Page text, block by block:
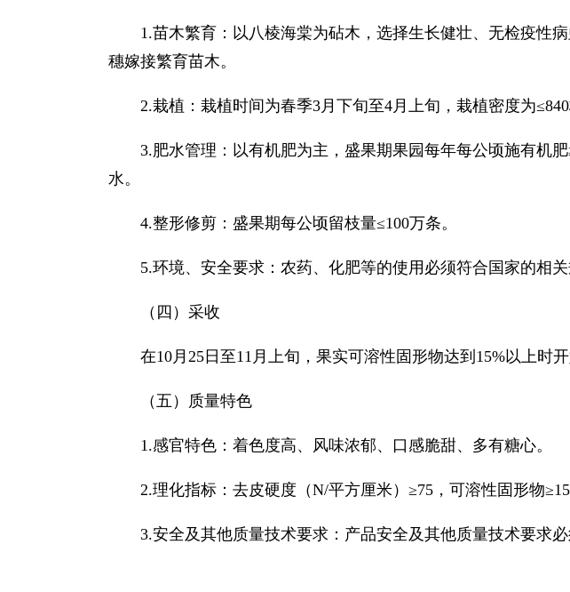
1.苗木繁育：以八棱海棠为砧木，选择生长健壮、无检疫性
穗嫁接繁育苗木。
2.栽植：栽植时间为春季3月下旬至4月上旬，栽植密度为≤840
3.肥水管理：以有机肥为主，盛果期果园每年每公顷施有机
水。
4.整形修剪：盛果期每公顷留枝量≤100万条。
5.环境、安全要求：农药、化肥等的使用必须符合国家的相关
（四）采收
在10月25日至11月上旬，果实可溶性固形物达到15%以上时开
（五）质量特色
1.感官特色：着色度高、风味浓郁、口感脆甜、多有糖心。
2.理化指标：去皮硬度（N/平方厘米）≥75，可溶性固形物
3.安全及其他质量技术要求：产品安全及其他质量技术要求必